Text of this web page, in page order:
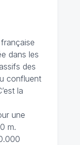
dans les
des
confluent
la
une
m.